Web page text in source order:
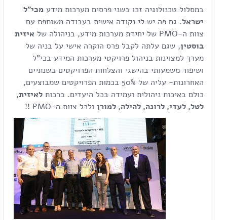
במסלול טכנולוגיה זכו בשני פרסים מערכות מידע מכי"ל
ישראל. גם פה יש לי נקודה אישית בעבודה משותפת עם
צוות ה-PMO של יחידת מערכות מידע, בניהולה של
איזית
בוסטין, שגם עלתה לקבל פרס הוקרה אישי על בניה של
מערך למצוינות בניהול פרויקטי מערכות המידע בכי"ל
ושיפור משמעותי בהישגי והצלחות הפרויקטים בשנתיים
האחרונות- עליה של 50% בכמות הפרויקטים שמבוצעים,
כולם באיכות ניהולית ועמידה בכל היעדים. ברכות לאיזית,
לטל, לעדי, לרונה, להילה, למורן ולכל צוות ה-PMO !!